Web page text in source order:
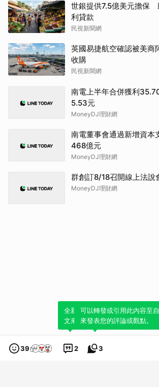
世銀提供7.5億美元擔保
利貸款
民視新聞網
英國易捷航空確認被美商
收購
民視新聞網
南電上半年合併獲利
5.53元
MoneyDJ理財網
南電董事會通過新增資本
468億元
MoneyDJ理財網
群創訂8/18召開線上法說
MoneyDJ理財網
39 2
全新體驗！一鍵引用此內容，透
文來輕鬆表達個人立場。
3
可以轉發或引用此內容至
來發表您的評論或觀點。